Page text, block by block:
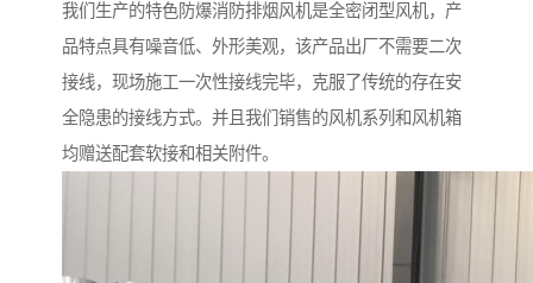
我们生产的特色防爆消防排烟风机是全密闭型风机，产
品特点具有噪音低、外形美观，该产品出厂不需要二次
接线，现场施工一次性接线完毕，克服了传统的存在安
全隐患的接线方式。并且我们销售的风机系列和风机箱
均赠送配套软接和相关附件。